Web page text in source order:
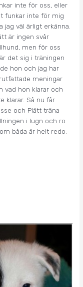
inte för oss, eller
funkar inte för mig
jag väl ärligt erkänna.
är ingen svår
men för oss
det sig i träningen
hon och jag har
meningar
vad hon klarar och
klarar. Så nu får
och Plätt träna
i lugn och ro
båda är helt redo.